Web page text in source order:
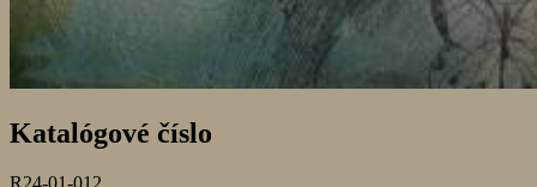
Katalógové číslo